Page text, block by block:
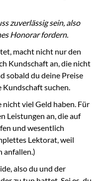
zuverlässig sein, also
Honorar fordern.
macht nicht nur den
Kundschaft an, die nicht
sobald du deine Preise
Kundschaft suchen.
nicht viel Geld haben. Für
Leistungen an, die auf
und wesentlich
Lektorat, weil
anfallen.)
also du und der